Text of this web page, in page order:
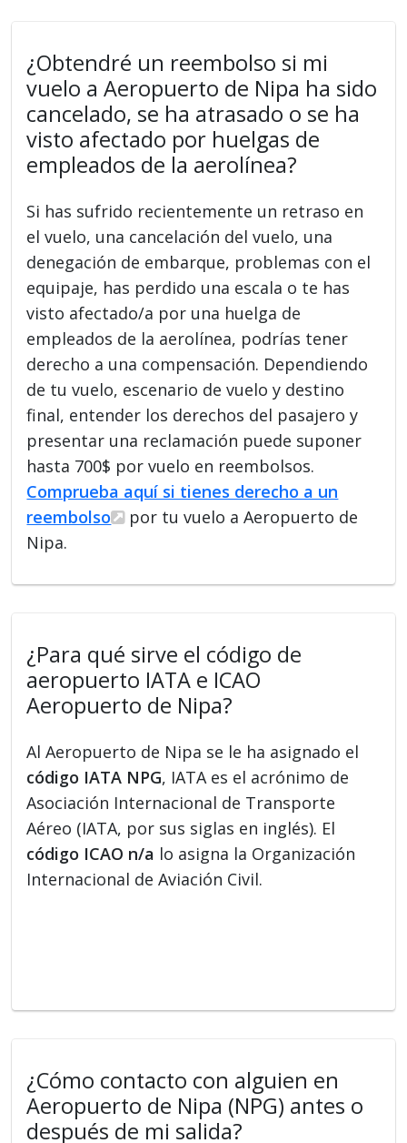
¿Obtendré un reembolso si mi
vuelo a Aeropuerto de Nipa ha sido
cancelado, se ha atrasado o se ha
visto afectado por huelgas de
empleados de la aerolínea?
Si has sufrido recientemente un retraso en
el vuelo, una cancelación del vuelo, una
denegación de embarque, problemas con el
equipaje, has perdido una escala o te has
visto afectado/a por una huelga de
empleados de la aerolínea, podrías tener
derecho a una compensación. Dependiendo
de tu vuelo, escenario de vuelo y destino
final, entender los derechos del pasajero y
presentar una reclamación puede suponer
hasta 700$ por vuelo en reembolsos.
Comprueba aquí si tienes derecho a un
reembolso
por tu vuelo a Aeropuerto de
Nipa.
¿Para qué sirve el código de
aeropuerto IATA e ICAO
Aeropuerto de Nipa?
Al Aeropuerto de Nipa se le ha asignado el
código IATA NPG, IATA es el acrónimo de
Asociación Internacional de Transporte
Aéreo (IATA, por sus siglas en inglés). El
código ICAO n/a lo asigna la Organización
Internacional de Aviación Civil.
¿Cómo contacto con alguien en
Aeropuerto de Nipa (NPG) antes o
después de mi salida?